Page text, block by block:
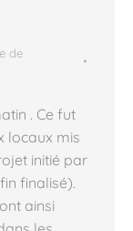
de
. Ce fut
locaux mis
initié par
finalisé).
ainsi